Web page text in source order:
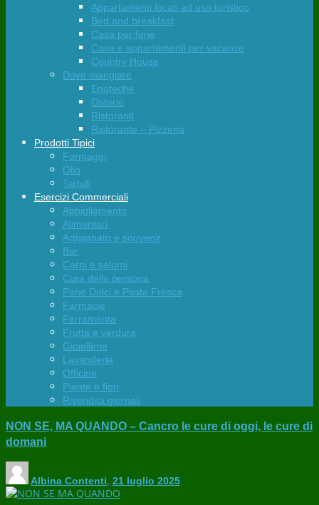
Appartamenti locati ad uso turistico
Bed and breakfast
Casa per ferie
Case e appartamenti per vacanze
Country House
Dove mangiare
Enoteche
Osterie
Ristoranti
Ristorante – Pizzeria
Prodotti Tipici
Formaggi
Olio
Tartufi
Esercizi Commerciali
Abbigliamento
Alimentari
Artigianato e souvenir
Bar
Carni e salumi
Cura della persona
Pane Dolci e Pasta Fresca
Farmacie
Ferramenta
Frutta e verdura
Gioiellerie
Lavanderia
Officine
Piante e fiori
Rivendita giornali
NON SE, MA QUANDO – Cancro le cure di oggi, le cure di
domani
Albina Contenti, 21 luglio 2025